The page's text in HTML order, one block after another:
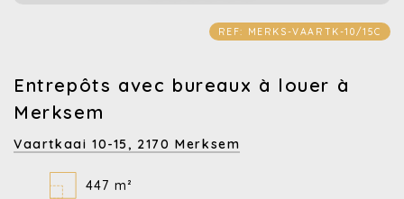
REF: MERKS-VAARTK-10/15C
Entrepôts avec bureaux à louer à
Merksem
Vaartkaai 10-15, 2170 Merksem
447 m²